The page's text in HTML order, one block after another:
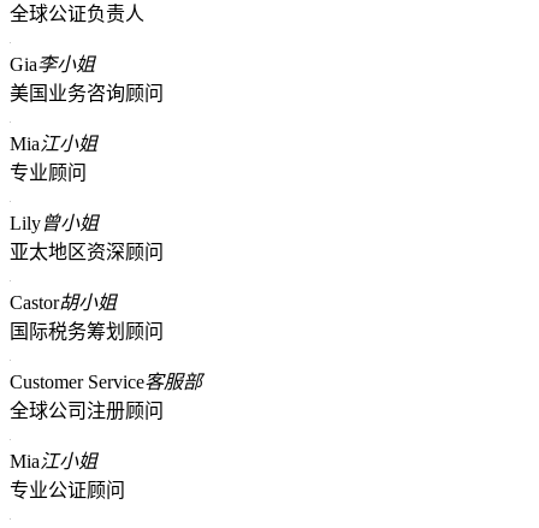
全球公证负责人
Gia李小姐
美国业务咨询顾问
Mia江小姐
专业顾问
Lily曾小姐
亚太地区资深顾问
Castor胡小姐
国际税务筹划顾问
Customer Service客服部
全球公司注册顾问
Mia江小姐
专业公证顾问